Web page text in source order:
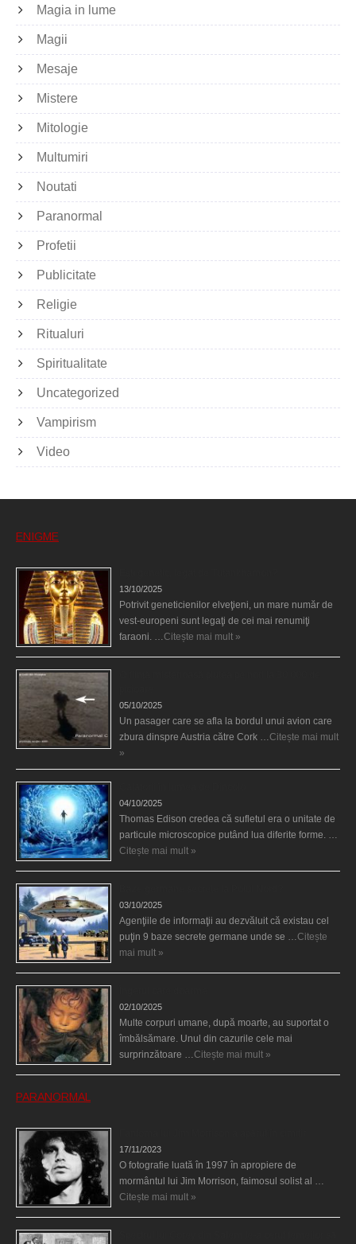
Magia in lume
Magii
Mesaje
Mistere
Mitologie
Multumiri
Noutati
Paranormal
Profetii
Publicitate
Religie
Ritualuri
Spiritualitate
Uncategorized
Vampirism
Video
ENIGME
13/10/2025
Potrivit geneticienilor elveţieni, un mare număr de
vest-europeni sunt legaţi de cei mai renumiţi
faraoni. …Citește mai mult »
05/10/2025
Un pasager care se afla la bordul unui avion care
zbura dinspre Austria către Cork …Citește mai mult
»
04/10/2025
Thomas Edison credea că sufletul era o unitate de
particule microscopice putând lua diferite forme. …
Citește mai mult »
03/10/2025
Agenţiile de informaţii au dezvăluit că existau cel
puţin 9 baze secrete germane unde se …Citește
mai mult »
02/10/2025
Multe corpuri umane, după moarte, au suportat o
îmbălsămare. Unul din cazurile cele mai
surprinzătoare …Citește mai mult »
PARANORMAL
17/11/2023
O fotografie luată în 1997 în apropiere de
mormântul lui Jim Morrison, faimosul solist al …
Citește mai mult »